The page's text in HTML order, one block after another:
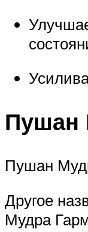
Пушан
Пушан
Другое
Мудра